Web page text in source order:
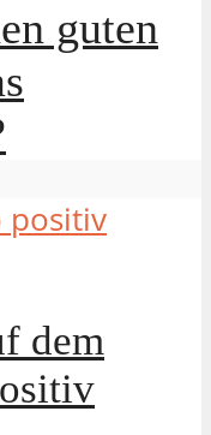
guten
dem